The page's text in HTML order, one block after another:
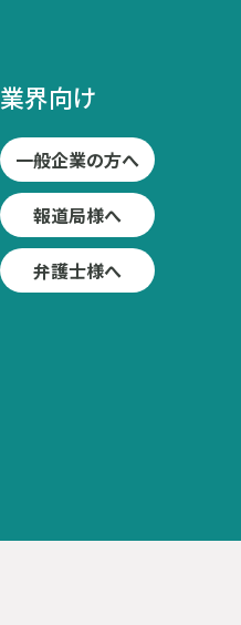
業界向け
一般企業の方へ
報道局様へ
弁護士様へ